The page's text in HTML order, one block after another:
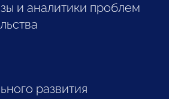
и аналитики проблем
развития